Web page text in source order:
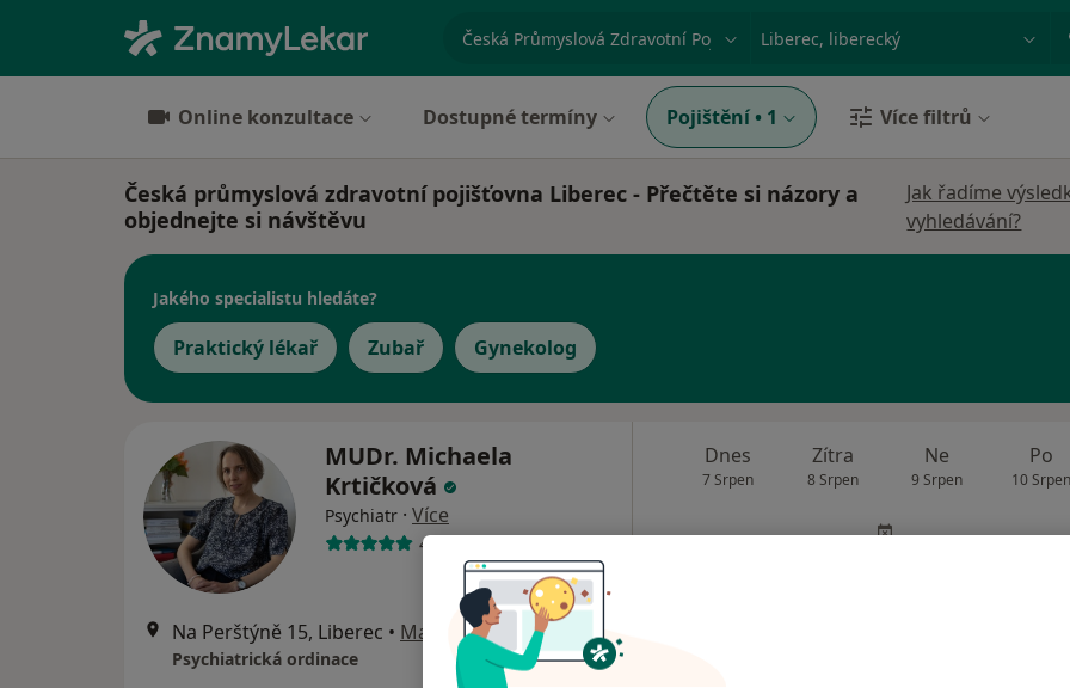
specializace, nemoc nebo příjmení Město nebo region
Online konzultace Dostupné termíny Pojištění • 1 Více filtrů
Česká průmyslová zdravotní pojišťovna Liberec - Přečtěte si názory a
objednejte si návštěvu
Jak řadíme
vyhledávání?
Jakého specialistu hledáte?
Praktický lékař Zubař Gynekolog
MUDr. Michaela
Krtičková
Psychiatr · Více
41 názorů
Na Perštýně 15, Liberec • Mapa
Psychiatrická ordinace
Dnes
7 Srpen
Zítra
8 Srpen
Ne
9 Srpen
Po
10 Srpen